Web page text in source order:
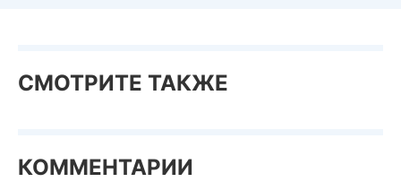
СМОТРИТЕ ТАКЖЕ
КОММЕНТАРИИ